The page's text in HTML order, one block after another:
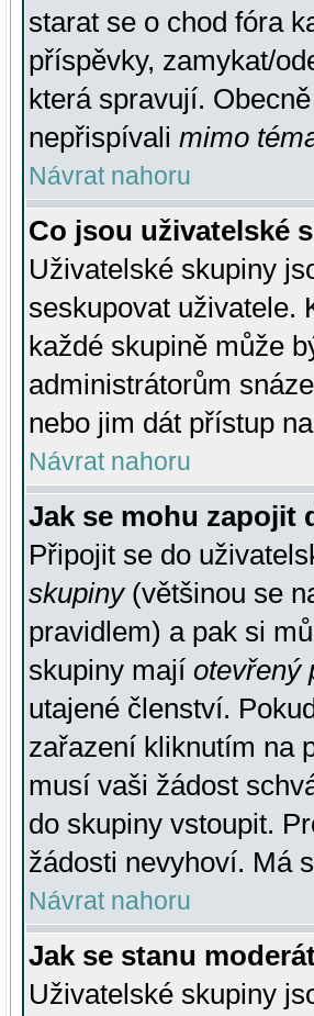
starat se o chod fóra
příspěvky, zamykat/
která spravují.
nepřispívali mimo
Návrat nahoru
Co jsou uživatelské
Uživatelské skupiny
seskupovat uživatele.
každé skupině může
administrátorům
nebo jim dát přístup
Návrat nahoru
Jak se mohu zapojit
Připojit se do
skupiny(většinou se
pravidlem) a pak si
skupiny mají otevřený
utajené členství.
zařazení kliknutím na
musí vaši žádost
do skupiny vstoupit.
žádosti nevyhoví. Má
Návrat nahoru
Jak se stanu
Uživatelské skupiny